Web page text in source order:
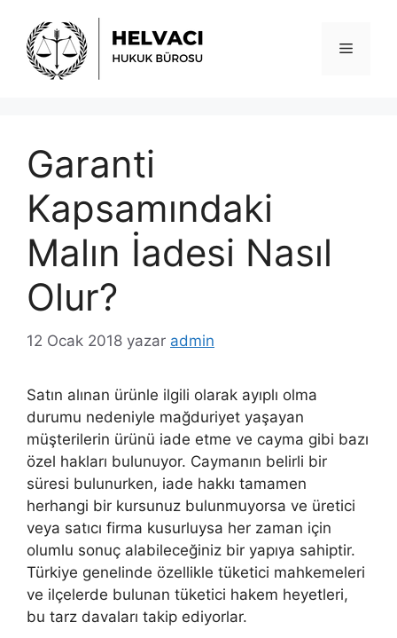
Menü
Garanti
Kapsamındaki
Malın İadesi Nasıl
Olur?
12 Ocak 2018 yazar admin
Satın alınan ürünle ilgili olarak ayıplı olma
durumu nedeniyle mağduriyet yaşayan
müşterilerin ürünü iade etme ve cayma gibi bazı
özel hakları bulunuyor. Caymanın belirli bir
süresi bulunurken, iade hakkı tamamen
herhangi bir kursunuz bulunmuyorsa ve üretici
veya satıcı firma kusurluysa her zaman için
olumlu sonuç alabileceğiniz bir yapıya sahiptir.
Türkiye genelinde özellikle tüketici mahkemeleri
ve ilçelerde bulunan tüketici hakem heyetleri,
bu tarz davaları takip ediyorlar.